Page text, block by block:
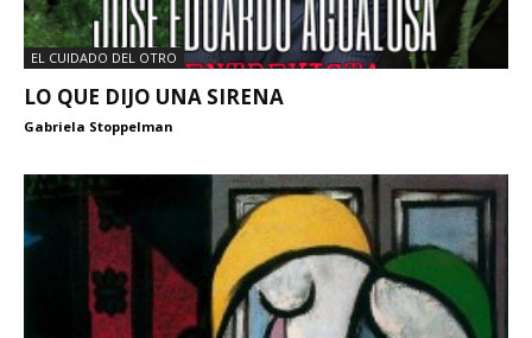
EL CUIDADO DEL OTRO
LO QUE DIJO UNA SIRENA
Gabriela Stoppelman